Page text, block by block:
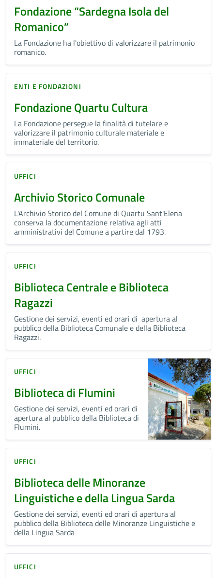
Fondazione “Sardegna Isola del
Romanico”
La Fondazione ha l'obiettivo di valorizzare il patrimonio
romanico.
ENTI E FONDAZIONI
Fondazione Quartu Cultura
La Fondazione persegue la finalità di tutelare e
valorizzare il patrimonio culturale materiale e
immateriale del territorio.
UFFICI
Archivio Storico Comunale
L'Archivio Storico del Comune di Quartu Sant'Elena
conserva la documentazione relativa agli atti
amministrativi del Comune a partire dal 1793.
UFFICI
Biblioteca Centrale e Biblioteca
Ragazzi
Gestione dei servizi, eventi ed orari di apertura al
pubblico della Biblioteca Comunale e della Biblioteca
Ragazzi.
UFFICI
Biblioteca di Flumini
Gestione dei servizi, eventi ed orari di
apertura al pubblico della Biblioteca di
Flumini.
UFFICI
Biblioteca delle Minoranze
Linguistiche e della Lingua Sarda
Gestione dei servizi, eventi ed orari di apertura al
pubblico della Biblioteca delle Minoranze Linguistiche e
della Lingua Sarda
UFFICI